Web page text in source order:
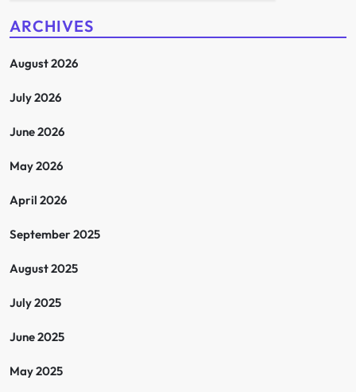
s
p
a
g
i
n
a
t
i
o
n
ARCHIVES
August 2026
July 2026
June 2026
May 2026
April 2026
September 2025
August 2025
July 2025
June 2025
May 2025